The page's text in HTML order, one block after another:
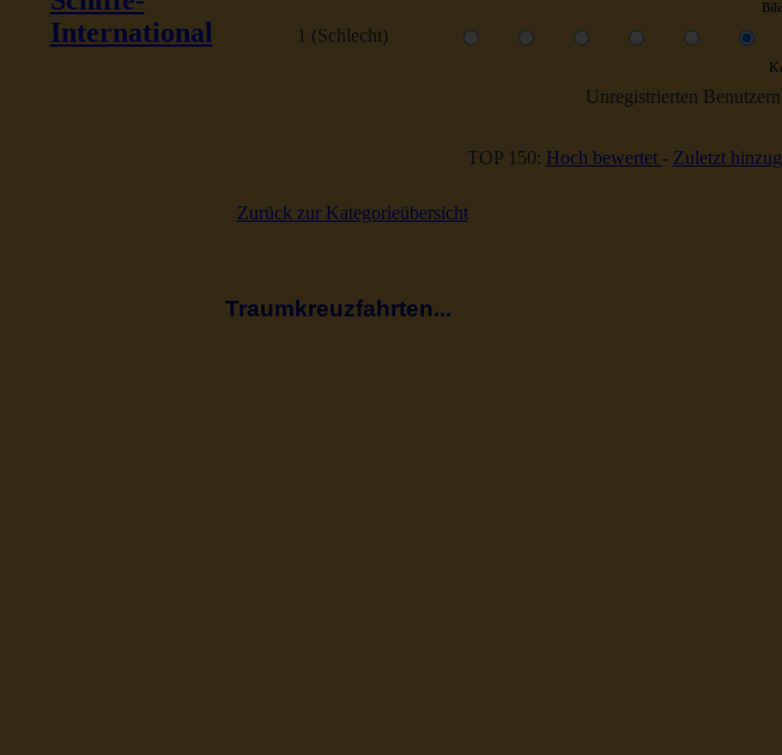
International
1 (Schlecht)
Unregistrierten
TOP 150: Hoch bewertet - Zuletzt
Zurück zur Kategorieübersicht
Traumkreuzfahrten...